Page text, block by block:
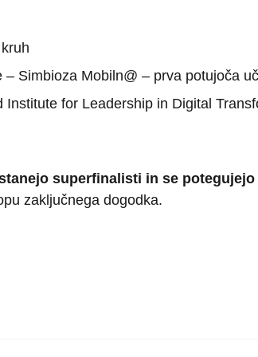
Simbioza Mobiln@ – prva potujoča
for Leadership in Digital
superfinalisti in se
zaključnega dogodka.